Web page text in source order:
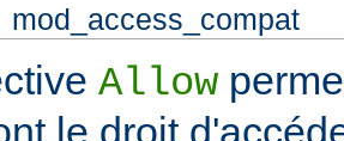
mod_access_compat
Allow
le droit